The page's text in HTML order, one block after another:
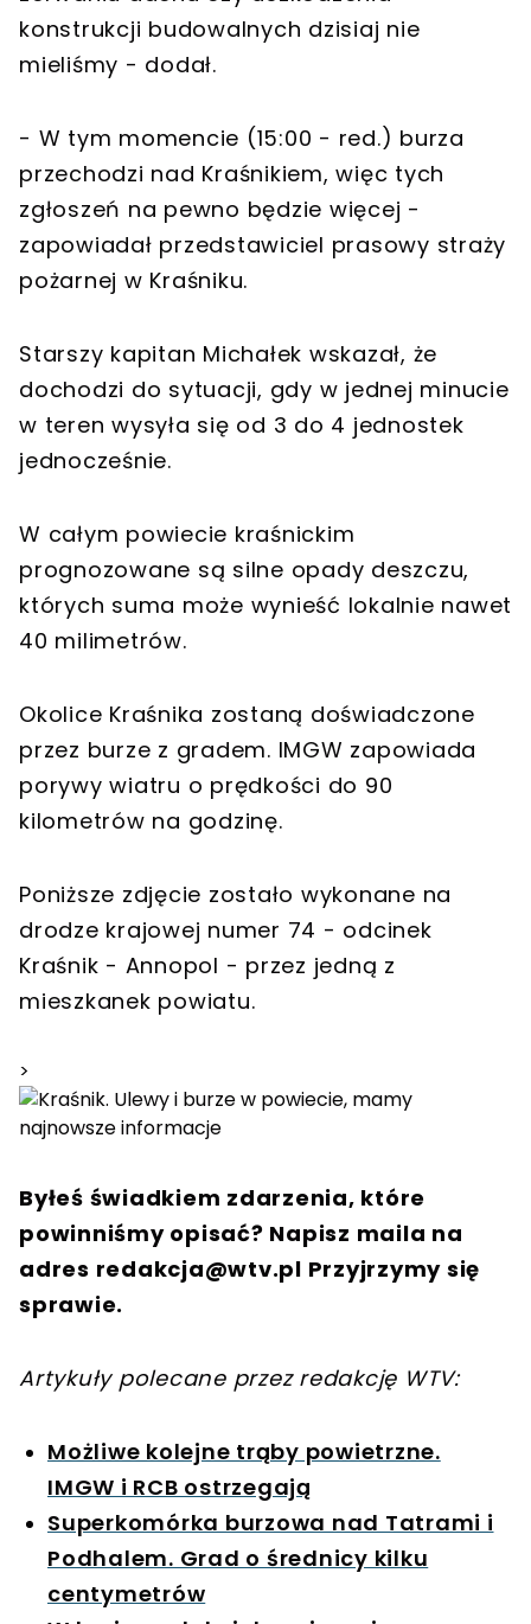
konstrukcji budowalnych dzisiaj nie
mieliśmy - dodał.
- W tym momencie (15:00 - red.) burza
przechodzi nad Kraśnikiem, więc tych
zgłoszeń na pewno będzie więcej -
zapowiadał przedstawiciel prasowy straży
pożarnej w Kraśniku.
Starszy kapitan Michałek wskazał, że
dochodzi do sytuacji, gdy w jednej minucie
w teren wysyła się od 3 do 4 jednostek
jednocześnie.
W całym powiecie kraśnickim
prognozowane są silne opady deszczu,
których suma może wynieść lokalnie nawet
40 milimetrów.
Okolice Kraśnika zostaną doświadczone
przez burze z gradem. IMGW zapowiada
porywy wiatru o prędkości do 90
kilometrów na godzinę.
Poniższe zdjęcie zostało wykonane na
drodze krajowej numer 74 - odcinek
Kraśnik - Annopol - przez jedną z
mieszkanek powiatu.
>
Byłeś świadkiem zdarzenia, które
powinniśmy opisać? Napisz maila na
adres redakcja@wtv.pl Przyjrzymy się
sprawie.
Artykuły polecane przez redakcję WTV:
Możliwe kolejne trąby powietrzne.
IMGW i RCB ostrzegają
Superkomórka burzowa nad Tatrami i
Podhalem. Grad o średnicy kilku
centymetrów